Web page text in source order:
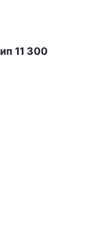
11 300